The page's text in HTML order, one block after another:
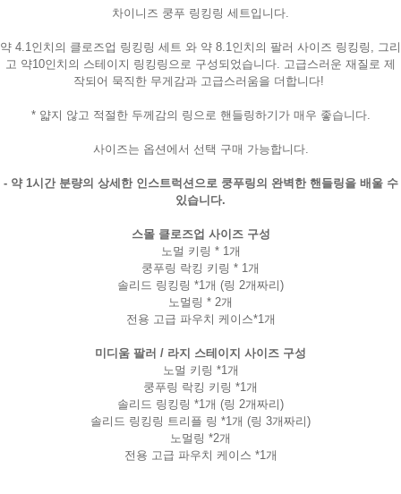
차이니즈 쿵푸 링킹링 세트입니다.
약 4.1인치의 클로즈업 링킹링 세트 와 약 8.1인치의 팔러 사이즈 링킹링, 그리
고 약10인치의 스테이지 링킹링으로 구성되었습니다. 고급스러운 재질로 제
작되어 묵직한 무게감과 고급스러움을 더합니다!
* 얇지 않고 적절한 두께감의 링으로 핸들링하기가 매우 좋습니다.
사이즈는 옵션에서 선택 구매 가능합니다.
- 약 1시간 분량의 상세한 인스트럭션으로 쿵푸링의 완벽한 핸들링을 배울 수
있습니다.
스몰 클로즈업 사이즈 구성
노멀 키링 * 1개
쿵푸링 락킹 키링 * 1개
솔리드 링킹링 *1개 (링 2개짜리)
노멀링 * 2개
전용 고급 파우치 케이스*1개
미디움 팔러 / 라지 스테이지 사이즈 구성
노멀 키링 *1개
쿵푸링 락킹 키링 *1개
솔리드 링킹링 *1개 (링 2개짜리)
솔리드 링킹링 트리플 링 *1개 (링 3개짜리)
노멀링 *2개
전용 고급 파우치 케이스 *1개